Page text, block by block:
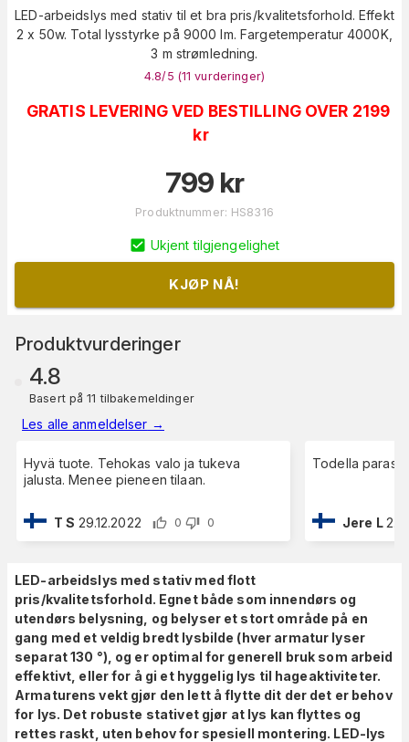
LED-arbeidslys med stativ til et bra pris/kvalitetsforhold. Effekt
2 x 50w. Total lysstyrke på 9000 lm. Fargetemperatur 4000K,
3 m strømledning.
4.8/5 (11 vurderinger)
GRATIS LEVERING VED BESTILLING OVER 2199
kr
799 kr
Produktnummer: HS8316
Ukjent tilgjengelighet
KJØP NÅ!
Produktvurderinger
4.8
Basert på 11 tilbakemeldinger
Les alle anmeldelser →
Hyvä tuote. Tehokas valo ja tukeva
jalusta. Menee pieneen tilaan.
T S 29.12.2022 0 0
Todella paras
Jere L
LED-arbeidslys med stativ med flott
pris/kvalitetsforhold. Egnet både som innendørs og
utendørs belysning, og belyser et stort område på en
gang med et veldig bredt lysbilde (hver armatur lyser
separat 130 °), og er optimal for generell bruk som arbeid
effektivt, eller for å gi et hyggelig lys til hageaktiviteter.
Armaturens vekt gjør den lett å flytte dit der det er behov
for lys. Det robuste stativet gjør at lys kan flyttes og
rettes raskt, uten behov for spesiell montering. LED-lys